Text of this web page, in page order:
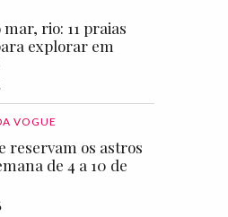
rio: 11 praias
explorar em
VOGUE
reservam os astros
de 4 a 10 de